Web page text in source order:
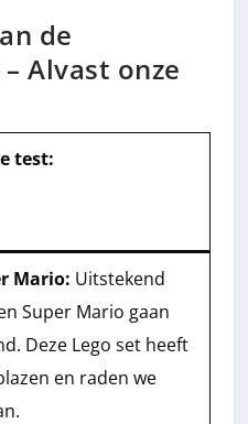
de
Alvast onze
test:
Mario: Uitstekend
Super Mario gaan
Deze Lego set heeft
en raden we